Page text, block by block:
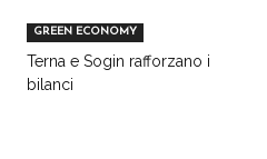
GREEN ECONOMY
Terna e Sogin rafforzano i
bilanci